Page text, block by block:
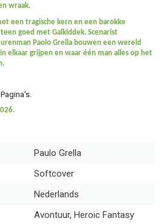
wraak.
een tragische kern en een barokke
goed met Galkiddek. Scenarist
Paolo Grella bouwen een wereld
elkaar grijpen en waar één man alles op het
Paulo Grella
Softcover
Nederlands
Avontuur, Heroic Fantasy